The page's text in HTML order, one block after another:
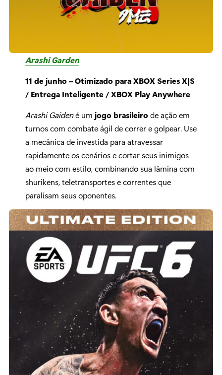
Arashi Garden
11 de junho – Otimizado para XBOX Series X|S
/ Entrega Inteligente / XBOX Play Anywhere
Arashi Gaidené um jogo brasileirode ação em
turnos com combate ágil de correr e golpear. Use
a mecânica de investida para atravessar
rapidamente os cenários e cortar seus inimigos
ao meio com estilo, combinando sua lâmina com
shurikens, teletransportes e correntes que
paralisam seus oponentes.